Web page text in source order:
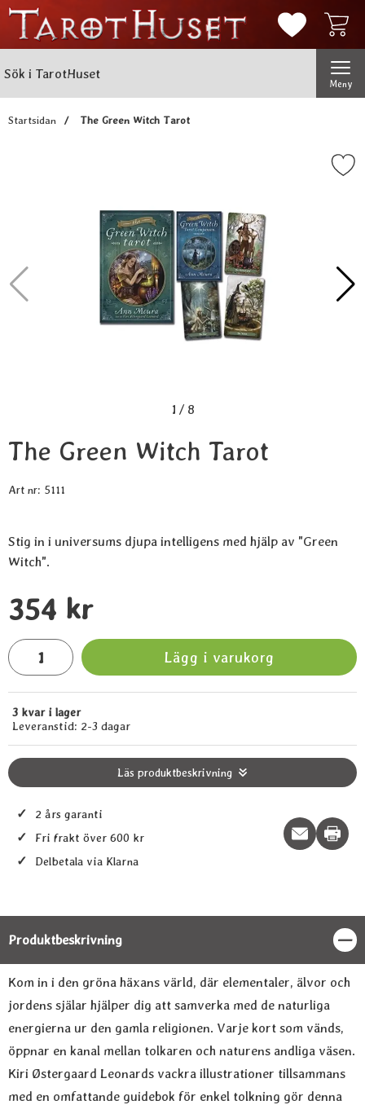
Mina
Meny
Startsidan The Green Witch Tarot
Markera the Green
1 / 8
The Green Witch Tarot
Art nr: 5111
Stig in i universums djupa intelligens med hjälp av "Green
Witch".
pris
354 kr
antal
Lägg i varukorg
Tillgänglighet:
3 kvar i lager
Leveranstid: 2-3 dagar
Läs produktbeskrivning
✓ 2 års garanti
✓ Fri frakt över 600 kr
✓ Delbetala via Klarna
Print
Produktbeskrivning
Produktbeskrivning
Kom in i den gröna häxans värld, där elementaler, älvor och
jordens själar hjälper dig att samverka med de naturliga
energierna ur den gamla religionen. Varje kort som vänds,
öppnar en kanal mellan tolkaren och naturens andliga väsen.
Kiri Østergaard Leonards vackra illustrationer tillsammans
med en omfattande guidebok för enkel tolkning gör denna